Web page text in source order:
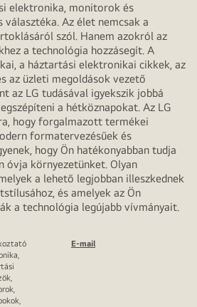
elektronika, monitorok és
választéka. Az élet nemcsak a
szól. Hanem azokról az
a technológia hozzásegít. A
a háztartási elektronikai cikkek, az
az üzleti megoldások vezető
az LG tudásával igyekszik jobbá
a hétköznapokat. Az LG
hogy forgalmazott termékei
formatervezésűek és
hogy Ön hatékonyabban tudja
óvja környezetünket. Olyan
a lehető legjobban illeszkednek
és amelyek az Ön
a technológia legújabb vívmányait.
E-mail